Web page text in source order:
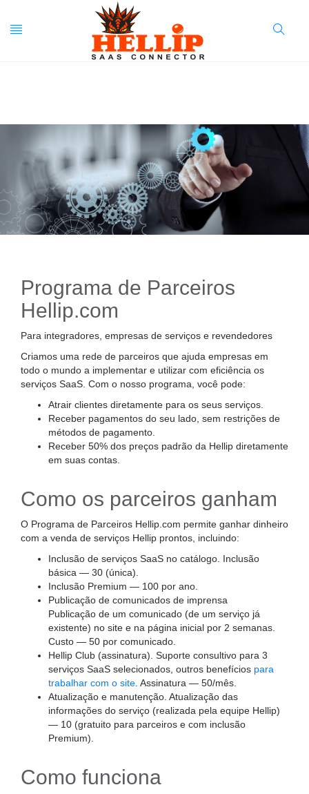
Toggle Search
Programa de Parceiros
Hellip.com
Para integradores, empresas de serviços e revendedores
Criamos uma rede de parceiros que ajuda empresas em
todo o mundo a implementar e utilizar com eficiência os
serviços SaaS. Com o nosso programa, você pode:
Atrair clientes diretamente para os seus serviços.
Receber pagamentos do seu lado, sem restrições de
métodos de pagamento.
Receber 50% dos preços padrão da Hellip diretamente
em suas contas.
Como os parceiros ganham
O Programa de Parceiros Hellip.com permite ganhar dinheiro
com a venda de serviços Hellip prontos, incluindo:
Inclusão de serviços SaaS no catálogo. Inclusão
básica — 30 (única).
Inclusão Premium — 100 por ano.
Publicação de comunicados de imprensa
Publicação de um comunicado (de um serviço já
existente) no site e na página inicial por 2 semanas.
Custo — 50 por comunicado.
Hellip Club (assinatura). Suporte consultivo para 3
serviços SaaS selecionados, outros benefícios para
trabalhar com o site . Assinatura — 50/mês.
Atualização e manutenção. Atualização das
informações do serviço (realizada pela equipe Hellip)
— 10 (gratuito para parceiros e com inclusão
Premium).
Como funciona